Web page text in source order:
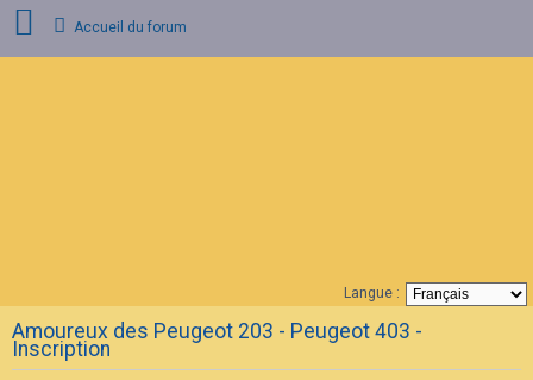
A
Q
Accueil du forum
Langue :
Amoureux des Peugeot 203 - Peugeot 403 -
Inscription